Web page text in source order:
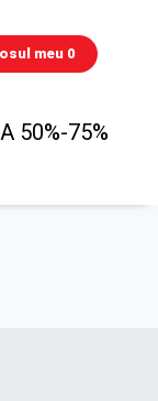
meu 0
50%-75%